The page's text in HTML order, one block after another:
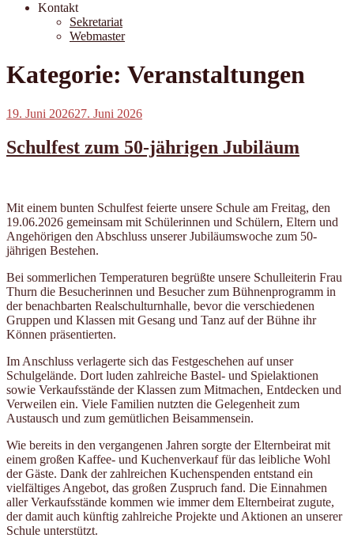
Kontakt
Sekretariat
Webmaster
Kategorie: Veranstaltungen
Veröffentlicht
19. Juni 202627. Juni 2026
Schulfest zum 50-jährigen Jubiläum
Mit einem bunten Schulfest feierte unsere Schule am Freitag, den
19.06.2026 gemeinsam mit Schülerinnen und Schülern, Eltern und
Angehörigen den Abschluss unserer Jubiläumswoche zum 50-
jährigen Bestehen.
Bei sommerlichen Temperaturen begrüßte unsere Schulleiterin Frau
Thurn die Besucherinnen und Besucher zum Bühnenprogramm in
der benachbarten Realschulturnhalle, bevor die verschiedenen
Gruppen und Klassen mit Gesang und Tanz auf der Bühne ihr
Können präsentierten.
Im Anschluss verlagerte sich das Festgeschehen auf unser
Schulgelände. Dort luden zahlreiche Bastel- und Spielaktionen
sowie Verkaufsstände der Klassen zum Mitmachen, Entdecken und
Verweilen ein. Viele Familien nutzten die Gelegenheit zum
Austausch und zum gemütlichen Beisammensein.
Wie bereits in den vergangenen Jahren sorgte der Elternbeirat mit
einem großen Kaffee- und Kuchenverkauf für das leibliche Wohl
der Gäste. Dank der zahlreichen Kuchenspenden entstand ein
vielfältiges Angebot, das großen Zuspruch fand. Die Einnahmen
aller Verkaufsstände kommen wie immer dem Elternbeirat zugute,
der damit auch künftig zahlreiche Projekte und Aktionen an unserer
Schule unterstützt.